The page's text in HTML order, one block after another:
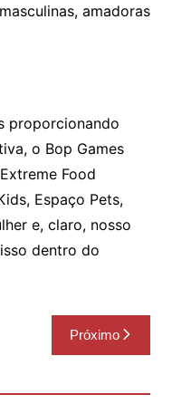
amadoras
proporcionando
o Bop Games
Food
Espaço Pets,
e, claro, nosso
dentro do
Próximo